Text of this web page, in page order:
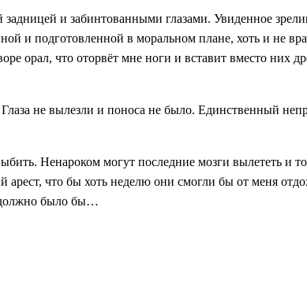
и забинтованными глазами. Увиденное
и подготовленной в моральном плане, хоть и не
орал, что оторвёт мне ноги и вставит вместо них
не вылезли и поноса не было. Единственный
Ненароком могут последние мозги вылететь и
что бы хоть неделю они смогли бы от меня
должно было бы…